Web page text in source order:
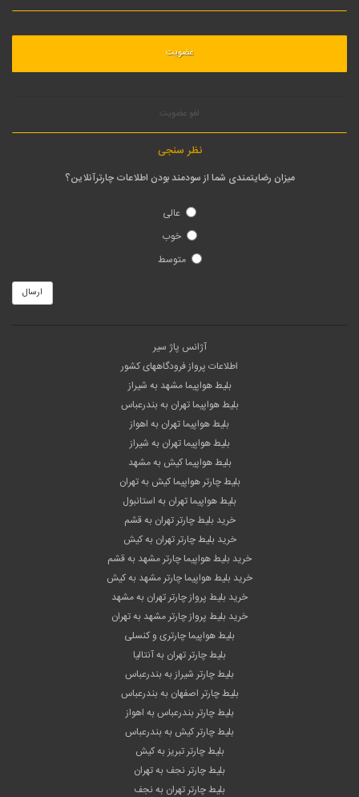
لغو عضویت
نظر سنجی
میزان رضایتمندی شما از سودمند بودن اطلاعات چارترآنلاین؟
عالی
خوب
متوسط
ارسال
آژانس پاژ سیر
اطلاعات پرواز فرودگاههای کشور
بلیط هواپیما مشهد به شیراز
بلیط هواپیما تهران به بندرعباس
بلیط هواپیما تهران به اهواز
بلیط هواپیما تهران به شیراز
بلیط هواپیما کیش به مشهد
بلیط چارتر هواپیما کیش به تهران
بلیط هواپیما تهران به استانبول
خرید بلیط چارتر تهران به قشم
خرید بلیط چارتر تهران به کیش
خرید بلیط هواپیما چارتر مشهد به قشم
خرید بلیط هواپیما چارتر مشهد به کیش
خرید بلیط پرواز چارتر تهران به مشهد
خرید بلیط پرواز چارتر مشهد به تهران
بلیط هواپیما چارتری و کنسلی
بلیط چارتر تهران به آنتالیا
بلیط چارتر شیراز به بندرعباس
بلیط چارتر اصفهان به بندرعباس
بلیط چارتر بندرعباس به اهواز
بلیط چارتر کیش به بندرعباس
بلیط چارتر تبریز به کیش
بلیط چارتر نجف به تهران
بلیط چارتر تهران به نجف